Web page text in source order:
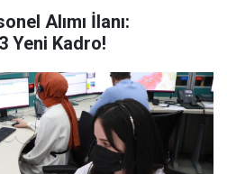
Alımı İlanı:
Yeni Kadro!